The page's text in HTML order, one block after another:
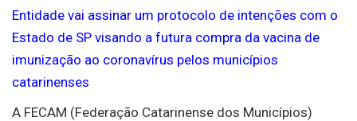
Entidade vai assinar um protocolo de intenções com o
Estado de SP visando a futura compra da vacina de
imunização ao coronavírus pelos municípios
catarinenses
A FECAM (Federação Catarinense dos Municípios)